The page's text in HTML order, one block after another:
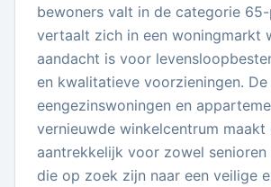
bewoners valt in de categorie
vertaalt zich in een woningmarkt
aandacht is voor
en kwalitatieve voorzieningen. De
eengezinswoningen en
vernieuwde winkelcentrum maakt
aantrekkelijk voor zowel senioren
die op zoek zijn naar een veilige